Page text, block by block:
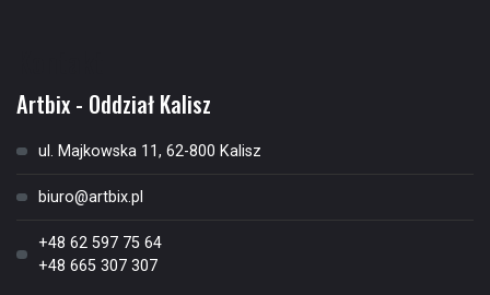
Artbix - Oddział Kalisz
ul. Majkowska 11, 62-800 Kalisz
biuro@artbix.pl
+48 62 597 75 64
+48 665 307 307